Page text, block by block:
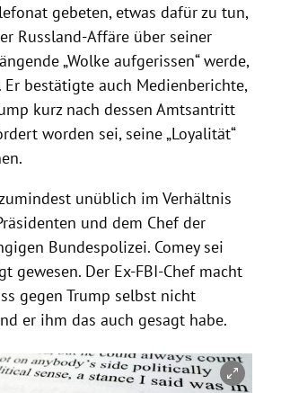
gebeten, etwas dafür zu tun,
Russland-Affäre über seiner
„Wolke aufgerissen“ werde,
Er bestätigte auch Medienberichte,
kurz nach dessen Amtsantritt
worden sei, seine „Loyalität“
unüblich im Verhältnis
und dem Chef der
Bundespolizei. Comeysei
gewesen. Der Ex-FBI-Chef macht
gegen Trump selbst nicht
er ihm das auch gesagt habe.
öffnen/schließen